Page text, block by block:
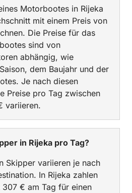
Motorbootes in Rijeka
mit einem Preis von
Die Preise für das
sind von
abhängig, wie
dem Baujahr und der
Je nach diesen
Preise pro Tag zwischen
variieren.
in Rijeka pro Tag?
Skipper variieren je nach
In Rijeka zahlen
€ am Tag für einen